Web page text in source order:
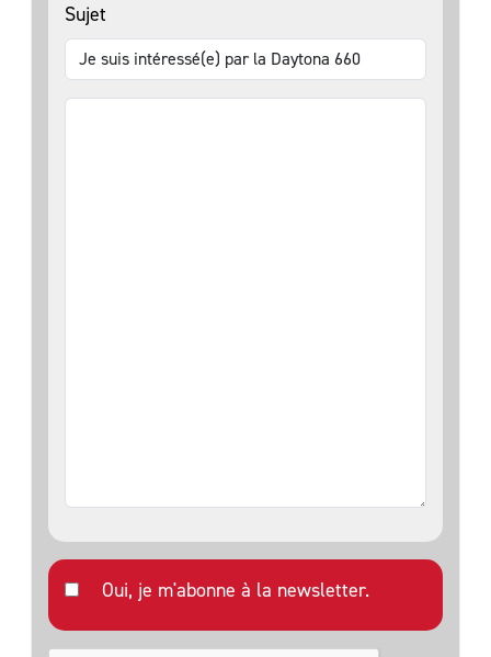
Sujet
Oui, je m'abonne à la newsletter.